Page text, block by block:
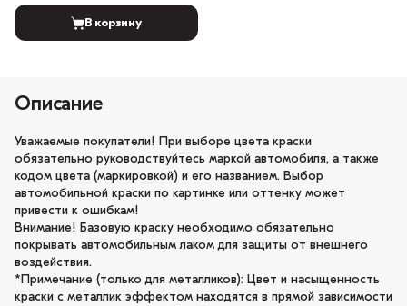
В корзину
Описание
Уважаемые покупатели! При выборе цвета краски
обязательно руководствуйтесь маркой автомобиля, а также
кодом цвета (маркировкой) и его названием. Выбор
автомобильной краски по картинке или оттенку может
привести к ошибкам!
Внимание! Базовую краску необходимо обязательно
покрывать автомобильным лаком для защиты от внешнего
воздействия.
*Примечание (только для металликов): Цвет и насыщенность
краски с металлик эффектом находятся в прямой зависимости